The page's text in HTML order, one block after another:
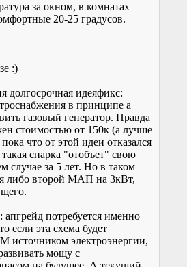
за окном, в комнатах
20-25 градусов.
:)
долгосрочная идеяфикс:
в принципе а
газовый генератор. Правда
стоимостью от 150к (а лучше
что от этой идеи отказался
спарка "отобъет" свою
случае за 5 лет. Но в таком
либо второй МАП на 3кВт,
апгрейд потребуется именно
если эта схема будет
электроэнергии,
мощу с